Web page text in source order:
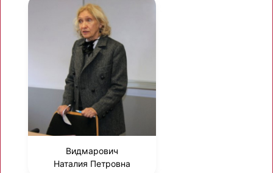
Видмарович
Наталия Петровна